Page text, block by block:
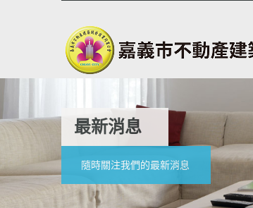
最新消息
隨時關注我們的最新消息